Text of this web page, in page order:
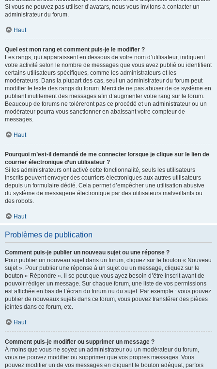
Si vous ne pouvez pas utiliser d’avatars, nous vous invitons à contacter un
administrateur du forum.
Haut
Quel est mon rang et comment puis-je le modifier ?
Les rangs, qui apparaissent en dessous de votre nom d’utilisateur, indiquent
votre activité selon le nombre de messages que vous avez publié ou identifient
certains utilisateurs spécifiques, comme les administrateurs et les
modérateurs. Dans la plupart des cas, seul un administrateur du forum peut
modifier le texte des rangs du forum. Merci de ne pas abuser de ce système en
publiant inutilement des messages afin d’augmenter votre rang sur le forum.
Beaucoup de forums ne toléreront pas ce procédé et un administrateur ou un
modérateur pourra vous sanctionner en abaissant votre compteur de
messages.
Haut
Pourquoi m’est-il demandé de me connecter lorsque je clique sur le lien de
courrier électronique d’un utilisateur ?
Si les administrateurs ont activé cette fonctionnalité, seuls les utilisateurs
inscrits peuvent envoyer des courriers électroniques aux autres utilisateurs
depuis un formulaire dédié. Cela permet d’empêcher une utilisation abusive
du système de messagerie électronique par des utilisateurs malveillants ou
des robots.
Haut
Problèmes de publication
Comment puis-je publier un nouveau sujet ou une réponse ?
Pour publier un nouveau sujet dans un forum, cliquez sur le bouton « Nouveau
sujet ». Pour publier une réponse à un sujet ou un message, cliquez sur le
bouton « Répondre ». Il se peut que vous ayez besoin d’être inscrit avant de
pouvoir rédiger un message. Sur chaque forum, une liste de vos permissions
est affichée en bas de l’écran du forum ou du sujet. Par exemple : vous pouvez
publier de nouveaux sujets dans ce forum, vous pouvez transférer des pièces
jointes dans ce forum, etc.
Haut
Comment puis-je modifier ou supprimer un message ?
À moins que vous ne soyez un administrateur ou un modérateur du forum,
vous ne pouvez modifier ou supprimer que vos propres messages. Vous
pouvez modifier un de vos messages en cliquant le bouton adéquat, parfois